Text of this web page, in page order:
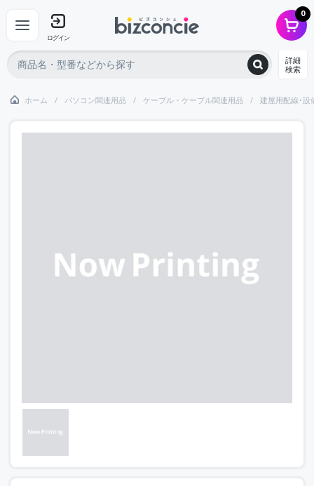
ログイン
0
詳細
検索
ホーム パソコン関連用品 ケーブル・ケーブル関連用品 建屋用配線･設